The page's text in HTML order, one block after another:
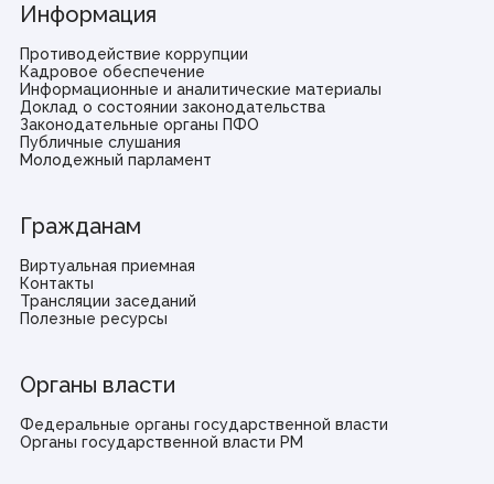
Информация
Противодействие коррупции
Кадровое обеспечение
Информационные и аналитические материалы
Доклад о состоянии законодательства
Законодательные органы ПФО
Публичные слушания
Молодежный парламент
Гражданам
Виртуальная приемная
Контакты
Трансляции заседаний
Полезные ресурсы
Органы власти
Федеральные органы государственной власти
Органы государственной власти РМ